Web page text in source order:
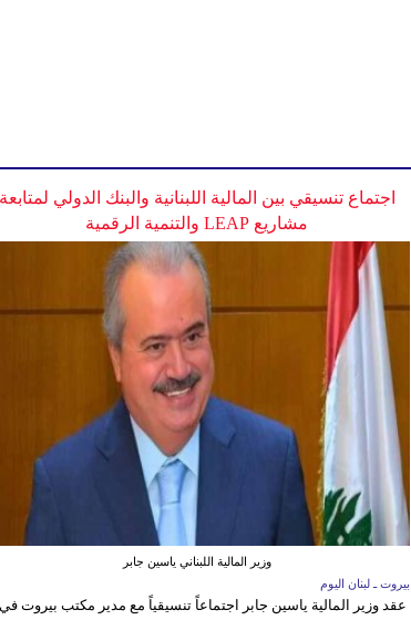
اجتماع تنسيقي بين المالية اللبنانية والبنك الدولي لمتابعة
مشاريع LEAP والتنمية الرقمية
وزير المالية اللبناني ياسين جابر
بيروت ـ لبنان اليوم
عقد وزير المالية ياسين جابر اجتماعاً تنسيقياً مع مدير مكتب بيروت في